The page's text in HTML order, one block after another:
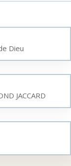
Dieu
JACCARD